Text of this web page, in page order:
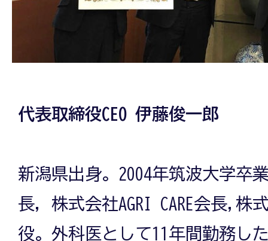
代表取締役CEO 伊藤俊一郎
新潟県出身。2004年筑波大学卒
長, 株式会社AGRI CARE会長,株式
役。外科医として11年間勤務し